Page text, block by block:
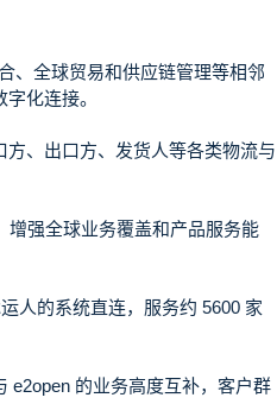
、全球贸易和供应链管理等相邻
化连接。
、出口方、发货人等各类物流与
增强全球业务覆盖和产品服务能
人的系统直连，服务约 5600 家
e2open 的业务高度互补，客户群